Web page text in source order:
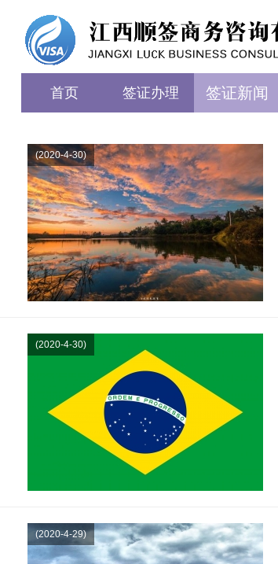
首页 签证办理 签证新闻
(2020-4-30)
(2020-4-30)
(2020-4-29)